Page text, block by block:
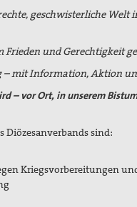
geschwisterliche Welt
Frieden und Gerechtigkeit
mit Information, Aktion
– vor Ort, in unserem
Diözesanverbands sind:
Kriegsvorbereitungen